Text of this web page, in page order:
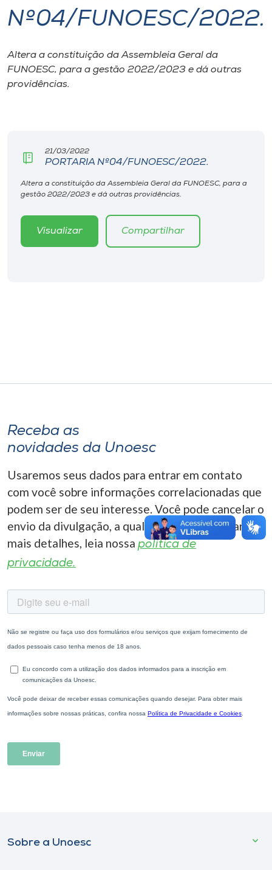
I.nova
Diplomados
Rádio
A+
Nº04/FUNOESC/2022.
Altera a constituição da Assembleia Geral da
FUNOESC, para a gestão 2022/2023 e dá outras
providências.
21/03/2022
PORTARIA Nº04/FUNOESC/2022.
Altera a constituição da Assembleia Geral da FUNOESC, para a
gestão 2022/2023 e dá outras providências.
Visualizar Compartilhar
Receba as
novidades da Unoesc
Usaremos seus dados para entrar em contato
com você sobre informações correlacionadas que
podem ser de seu interesse. Você pode cancelar o
envio da divulgação, a qualquer momento. Para
mais detalhes, leia nossa política de
privacidade.
Sobre a Unoesc